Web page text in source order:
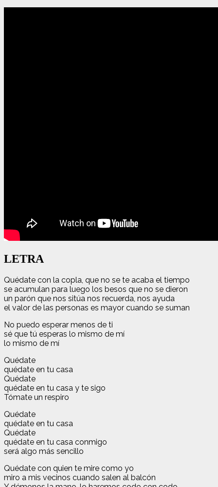
LETRA
Quédate con la copla, que no se te acaba el tiempo
se acumulan para luego los besos que no se dieron
un parón que nos sitúa nos recuerda, nos ayuda
el valor de las personas es mayor cuando se suman
No puedo esperar menos de ti
sé que tú esperas lo mismo de mí
lo mismo de mí
Quédate
quédate en tu casa
Quédate
quédate en tu casa y te sigo
Tómate un respiro
Quédate
quédate en tu casa
Quédate
quédate en tu casa conmigo
será algo más sencillo
Quédate con quien te mire como yo
miro a mis vecinos cuando salen al balcón